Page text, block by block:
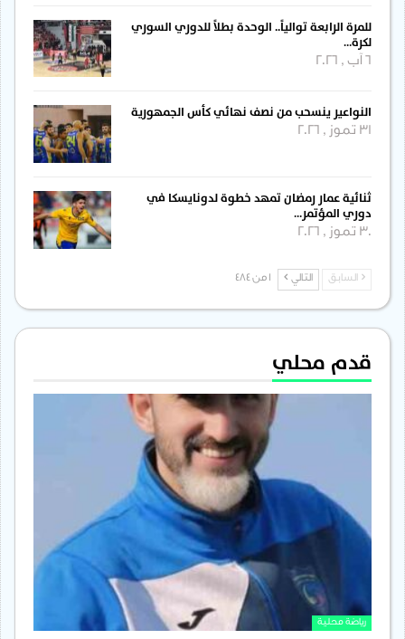
للمرة الرابعة توالياً.. الوحدة بطلاً للدوري السوري
لكرة…
النواعير ينسحب من نصف نهائي كأس الجمهورية
31 تموز , 2026
ثنائية عمار رمضان تمهد خطوة لدونايسكا في
دوري المؤتمر…
30 تموز , 2026
السابق التالي
قدم محلي
رياضة محلية